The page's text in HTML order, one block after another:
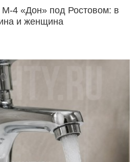
М-4 «Дон» под Ростовом: в
и женщина